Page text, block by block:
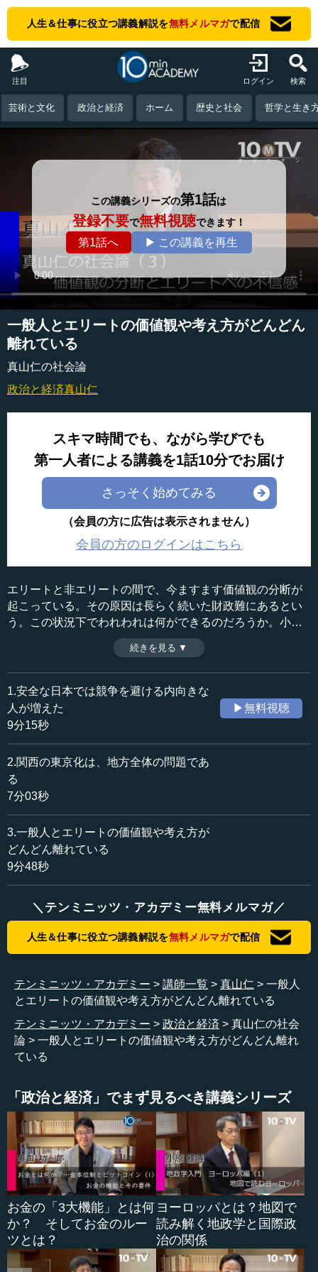
人生＆仕事に役立つ講義解説を無料メルマガで配信
注目 ログイン 検索
芸術と文化 政治と経済 ホーム 歴史と社会 哲学と生き
この講義シリーズの第1話は
登録不要で無料視聴できます！
第1話へ ▶ この講義を再生
一般人とエリートの価値観や考え方がどんどん
離れている
真山仁の社会論
政治と経済真山仁
スキマ時間でも、ながら学びでも
第一人者による講義を1話10分でお届け
さっそく始めてみる
（会員の方に広告は表示されません）
会員の方のログインはこちら
エリートと非エリートの間で、今ますます価値観の分断が
起こっている。その原因は長らく続いた財政難にあるとい
う。この状況下でわれわれは何ができるのだろうか。小説
家・真山仁氏が論じる。（全3話中第3話）
収録日：2018年4月10日
追加日：2018年8月9日
カテゴリー：
社会・福祉
≪全文≫
●人脈をつくるためには、明日プラスに働かないこと
も重要だ
―― 東大生との勉強会で、真山さんが話しているコミュ
ニケーションの方法についてお聞かせください。
真山 「人脈はどうやってつくるのですか」という質問を
されることがありますが、人脈を作ろうとして、簡単に次
の日すぐできたら誰も困りません。長い時間をかけて、お
互いに山あり谷ありの中、相手が谷のときには自分はちゃ
んと近くにいるぞ、ということを伝え、たとえ自分が忙し
くても相手が困っていることが分かったら、その人のため
疎遠になるかどうかは、人脈づくりとあまり関係があり
ません。たとえ毎月、あるいは毎晩一緒に飲みに行ってい
る人でも裏切ることはありますから。コミュニケーション
のタイミングと、その人と一緒にいるとき、いかに誠心誠
一方で今の人たちには、自動販売機のように100円、1万
円、10万円といったボタンを押したら人脈が出てくるよう
に考えているところがあるのです。だから若い人には、
「大事な人とは酒飲んで10年ぐらい付き合え」と言ってい
ます。ただ、それが明日からすぐプラスに働くわけではあ
りませんが。
●エリートと非エリートの間で分断が起きている
続きを見る ▼
1.安全な日本では競争を避ける内向きな
人が増えた
9分15秒
▶無料視聴
2.関西の東京化は、地方全体の問題であ
る
7分03秒
3.一般人とエリートの価値観や考え方が
どんどん離れている
9分48秒
＼テンミニッツ・アカデミー無料メルマガ／
人生＆仕事に役立つ講義解説を無料メルマガで配信
テンミニッツ・アカデミー 講師一覧 真山仁
一般人
とエリートの価値観や考え方がどんどん離れている
テンミニッツ・アカデミー
政治と経済
真山仁の社会
論
一般人とエリートの価値観や考え方がどんどん離れ
ている
「政治と経済」でまず見るべき講義シリーズ
お金の「3大機能」とは何
か？ そしてお金のルー
ツとは？
ヨーロッパとは？地図で
読み解く地政学と国際政
治の関係